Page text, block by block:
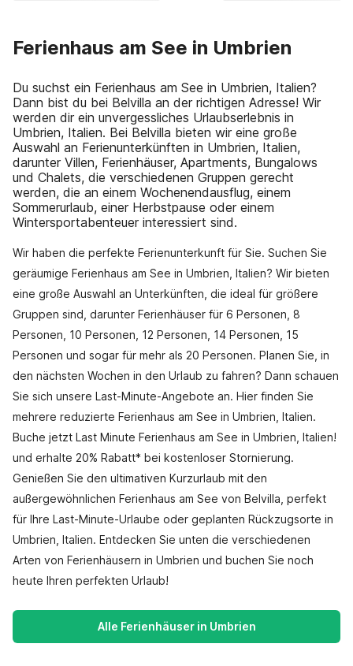
Ferienhaus am See in Umbrien
Du suchst ein Ferienhaus am See in Umbrien, Italien?
Dann bist du bei Belvilla an der richtigen Adresse! Wir
werden dir ein unvergessliches Urlaubserlebnis in
Umbrien, Italien. Bei Belvilla bieten wir eine große
Auswahl an Ferienunterkünften in Umbrien, Italien,
darunter Villen, Ferienhäuser, Apartments, Bungalows
und Chalets, die verschiedenen Gruppen gerecht
werden, die an einem Wochenendausflug, einem
Sommerurlaub, einer Herbstpause oder einem
Wintersportabenteuer interessiert sind.
Wir haben die perfekte Ferienunterkunft für Sie. Suchen Sie
geräumige Ferienhaus am See in Umbrien, Italien? Wir bieten
eine große Auswahl an Unterkünften, die ideal für größere
Gruppen sind, darunter Ferienhäuser für 6 Personen, 8
Personen, 10 Personen, 12 Personen, 14 Personen, 15
Personen und sogar für mehr als 20 Personen. Planen Sie, in
den nächsten Wochen in den Urlaub zu fahren? Dann schauen
Sie sich unsere Last-Minute-Angebote an. Hier finden Sie
mehrere reduzierte Ferienhaus am See in Umbrien, Italien.
Buche jetzt Last Minute Ferienhaus am See in Umbrien, Italien!
und erhalte 20% Rabatt* bei kostenloser Stornierung.
Genießen Sie den ultimativen Kurzurlaub mit den
außergewöhnlichen Ferienhaus am See von Belvilla, perfekt
für Ihre Last-Minute-Urlaube oder geplanten Rückzugsorte in
Umbrien, Italien. Entdecken Sie unten die verschiedenen
Arten von Ferienhäusern in Umbrien und buchen Sie noch
heute Ihren perfekten Urlaub!
Alle Ferienhäuser in Umbrien